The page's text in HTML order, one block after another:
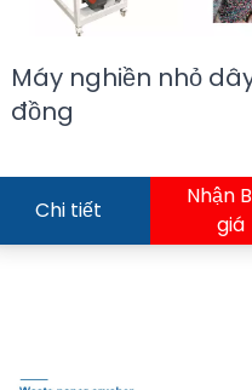
Máy nghiền nhỏ
đồng
Chi tiết
Nhận
giá